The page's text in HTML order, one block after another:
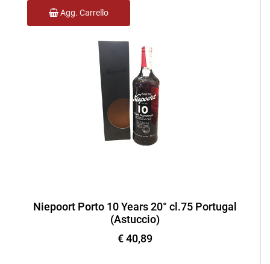
Agg. Carrello
Niepoort Porto 10 Years 20° cl.75 Portugal
(Astuccio)
€ 40,89